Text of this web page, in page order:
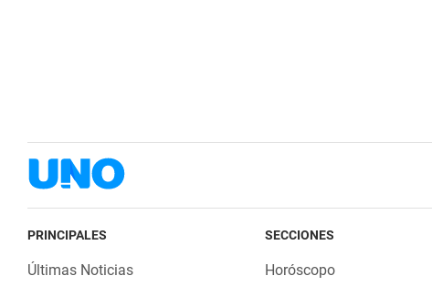
PRINCIPALES
Últimas Noticias
SECCIONES
Horóscopo